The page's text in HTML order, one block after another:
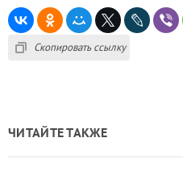
Скопировать ссылку
ЧИТАЙТЕ ТАКЖЕ